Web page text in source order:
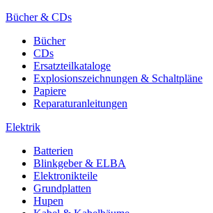
Bücher & CDs
Bücher
CDs
Ersatzteilkataloge
Explosionszeichnungen & Schaltpläne
Papiere
Reparaturanleitungen
Elektrik
Batterien
Blinkgeber & ELBA
Elektronikteile
Grundplatten
Hupen